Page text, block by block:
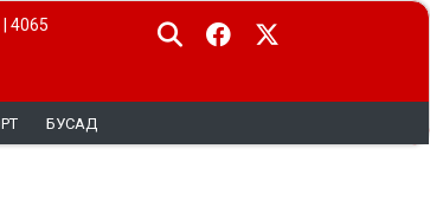
4065
БУСАД